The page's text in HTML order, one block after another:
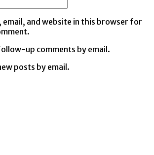
email, and website in this browser for
up comments by email.
posts by email.